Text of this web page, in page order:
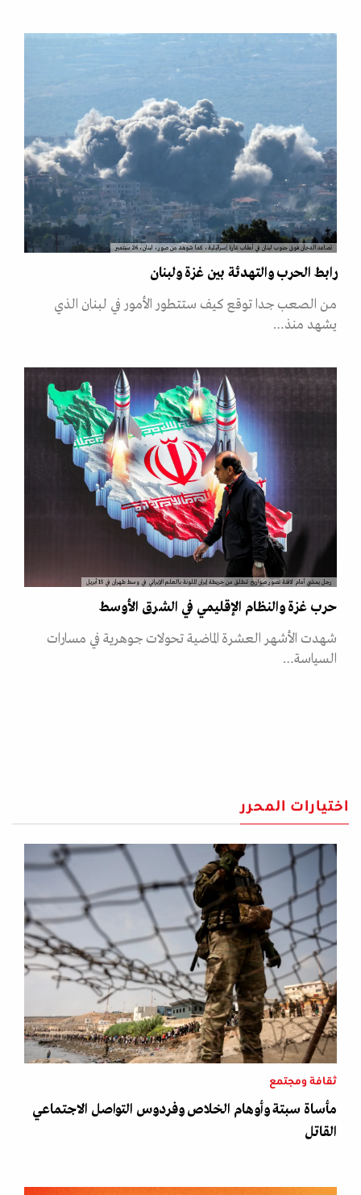
تصاعد الدخان فوق جنوب لبنان في أعقاب غارة إسرائيلية، كما شوهد من صور، لبنان، 26 سبتمبر
رابط الحرب والتهدئة بين غزة ولبنان
من الصعب جدا توقع كيف ستتطور الأمور في لبنان الذي
يشهد منذ…
رجل يمشي أمام لافتة تصور صواريخ تنطلق من خريطة إيران الملونة بالعلم الإيراني في وسط طهران في 15 أبريل
حرب غزة والنظام الإقليمي في الشرق الأوسط
شهدت الأشهر العشرة الماضية تحولات جوهرية في مسارات
السياسة…
اختيارات المحرر
ثقافة ومجتمع
مأساة سبتة وأوهام الخلاص وفردوس التواصل الاجتماعي
القاتل